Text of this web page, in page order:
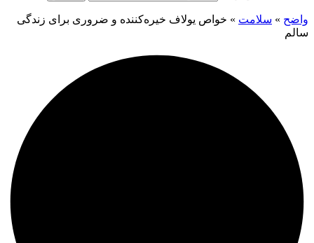
واضح » سلامت » خواص یولاف خیره‌کننده و ضروری برای زندگی
سالم